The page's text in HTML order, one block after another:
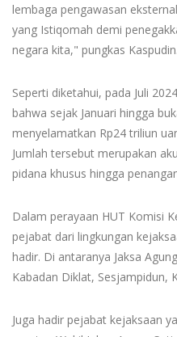
lembaga pengawasan
yang Istiqomah demi
negara kita," pungkas Kaspudin.
Seperti diketahui, pada Juli
bahwa sejak Januari hingga
menyelamatkan Rp24 triliun
Jumlah tersebut merupakan
pidana khusus hingga
Dalam perayaan HUT Komisi
pejabat dari lingkungan
hadir. Di antaranya Jaksa
Kabadan Diklat, Sesjampidun,
Juga hadir pejabat kejaksaan